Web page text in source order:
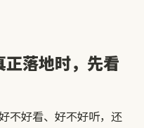
落地时，先看
不好看、好不好听，还